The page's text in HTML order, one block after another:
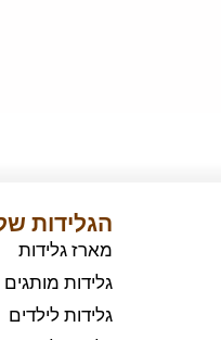
הגלידות
מארז גלידות
גלידות מותגים
גלידות לילדים